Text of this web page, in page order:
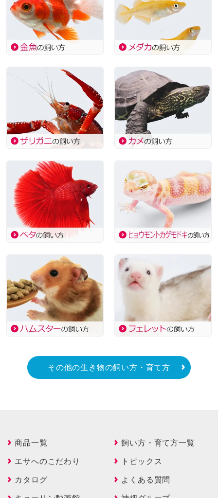
その他の生き物の飼い方・育て方
商品一覧
飼い方・育て方一覧
エサへのこだわり
トピックス
カタログ
よくある質問